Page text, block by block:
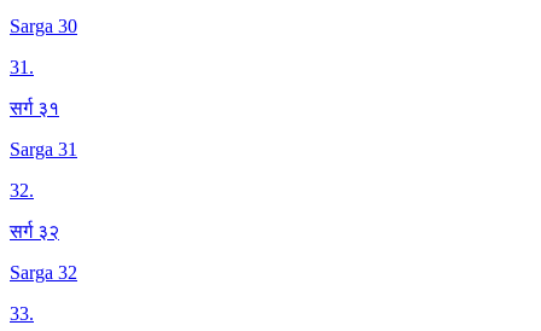
Sarga 30
31.
सर्ग ३१
Sarga 31
32.
सर्ग ३२
Sarga 32
33.